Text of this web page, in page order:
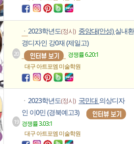
20
ㆍ 2023학년도(정시) 중앙대(안성)실내환
경디자인 강0재 (제일고)
경쟁률 6.20:1
대구 아트포엠미술학원
19
ㆍ 2023학년도(정시) 국민대 의상디자
인 이0민 (경북예고3)
경쟁률 3.03:1
대구 아트포엠미술학원